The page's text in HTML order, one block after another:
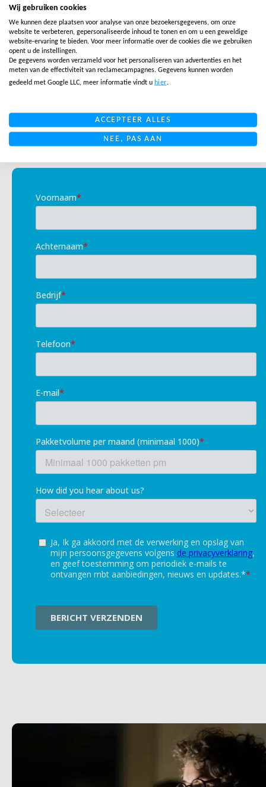
Nederland maken deel uit van dit uitgebreide netwerk.
wereldspeler te
worden?
Wij gebruiken cookies
We kunnen deze plaatsen voor analyse van onze bezoekersgegevens, om onze
website te verbeteren, gepersonaliseerde inhoud te tonen en om u een geweldige
website-ervaring te bieden. Voor meer informatie over de cookies die we gebruiken
opent u de instellingen.
De gegevens worden verzameld voor het personaliseren van advertenties en het
meten van de effectiviteit van reclamecampagnes. Gegevens kunnen worden
gedeeld met Google LLC, meer informatie vindt u hier.
ACCEPTEER ALLES
NEE, PAS AAN